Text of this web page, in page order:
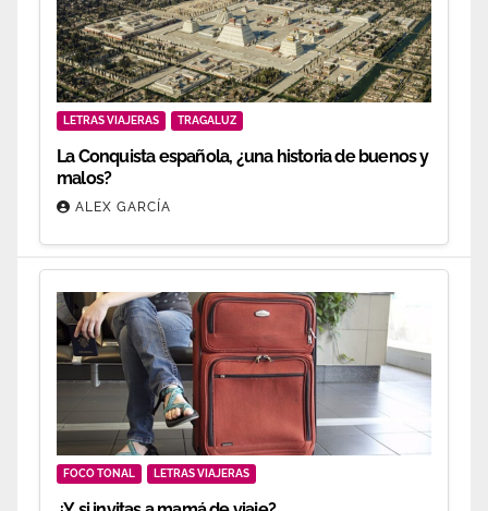
LETRAS VIAJERAS TRAGALUZ
La Conquista española, ¿una historia de buenos y
malos?
ALEX GARCÍA
FOCO TONAL LETRAS VIAJERAS